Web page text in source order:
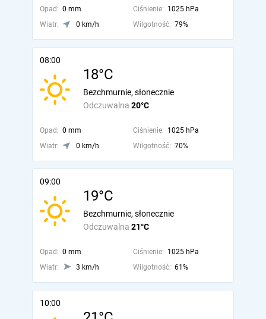
Opad: 0 mm Ciśnienie: 1025 hPa
Wiatr:
0 km/h Wilgotność: 79%
08:00
18°C
Odczuwalna 20°C
Bezchmurnie, słonecznie
Opad: 0 mm Ciśnienie: 1025 hPa
Wiatr:
0 km/h Wilgotność: 70%
09:00
19°C
Odczuwalna 21°C
Bezchmurnie, słonecznie
Opad: 0 mm Ciśnienie: 1025 hPa
Wiatr:
3 km/h Wilgotność: 61%
10:00